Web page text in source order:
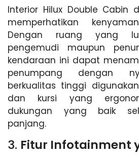
Interior Hilux Double Cabin
memperhatikan
Dengan ruang yang
pengemudi maupun
kendaraan ini dapat
penumpang dengan
berkualitas tinggi
dan kursi yang
dukungan yang baik
panjang.
3. Fitur Infotainment